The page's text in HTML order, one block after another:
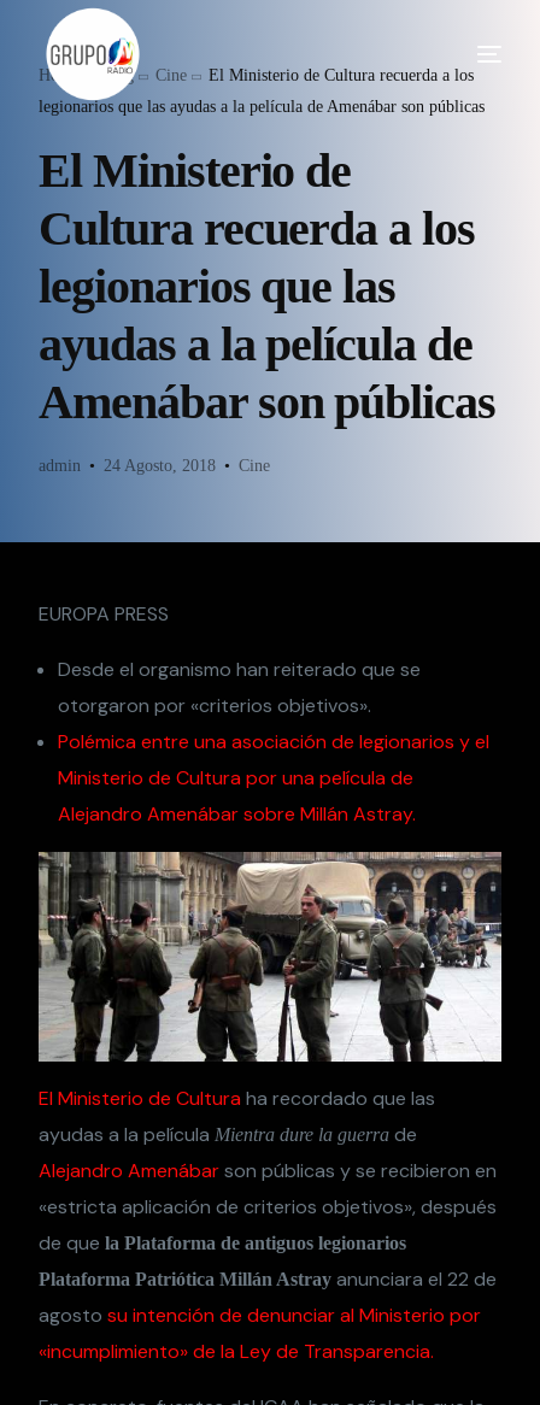
Home Blog Cine
El Ministerio de Cultura recuerda a los
legionarios que las ayudas a la película de Amenábar son públicas
El Ministerio de
Cultura recuerda a los
legionarios que las
ayudas a la película de
Amenábar son públicas
admin 24 Agosto, 2018 Cine
EUROPA PRESS
Desde el organismo han reiterado que se
otorgaron por «criterios objetivos».
Polémica entre una asociación de legionarios y el
Ministerio de Cultura por una película de
Alejandro Amenábar sobre Millán Astray.
El Ministerio de Cultura ha recordado que las
ayudas a la películaMientra dure la guerra de
Alejandro Amenábarson públicas y se recibieron en
«estricta aplicación de criterios objetivos», después
de que la Plataforma de antiguos legionarios
Plataforma Patriótica Millán Astray anunciara el 22 de
agostosu intención de denunciar al Ministerio por
«incumplimiento» de la Ley de Transparencia.